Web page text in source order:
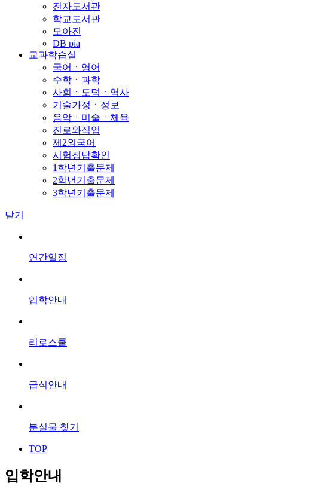
전자도서관
학교도서관
모아진
DB pia
교과학습실
국어ㆍ영어
수학ㆍ과학
사회ㆍ도덕ㆍ역사
기술가정ㆍ정보
음악ㆍ미술ㆍ체육
진로와직업
제2외국어
시험정답확인
1학년기출문제
2학년기출문제
3학년기출문제
닫기
연간일정
입학안내
리로스쿨
급식안내
분실물 찾기
TOP
입학안내